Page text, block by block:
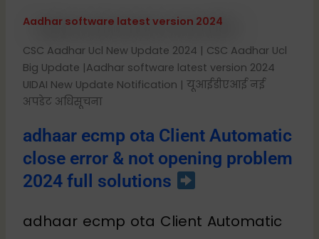
Aadhar software latest version 2024
CSC Aadhar Ucl New Update 2024 | CSC Aadhar Ucl
Big Update |Aadhar software latest version 2024
UIDAI New Update Notification | यूआईडीएआई नई
अपडेट अधिसूचना
adhaar ecmp ota Client Automatic
close error & not opening problem
2024 full solutions
adhaar ecmp ota Client Automatic